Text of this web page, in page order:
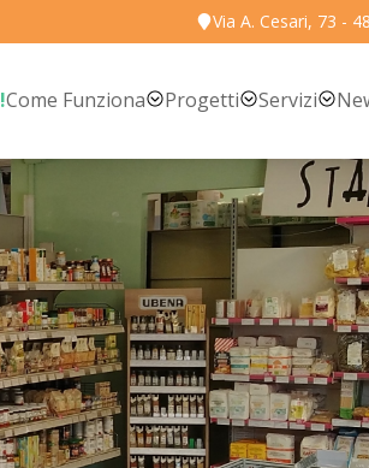
Via A. Cesari, 73 -
Come Funziona Progetti Servizi